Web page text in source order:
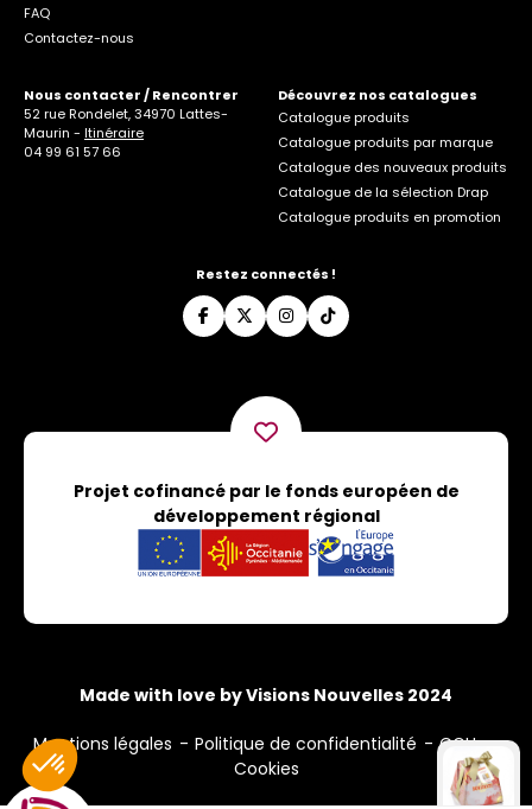
FAQ
Contactez-nous
Nous contacter / Rencontrer
52 rue Rondelet, 34970 Lattes-
Maurin - Itinéraire
04 99 61 57 66
Découvrez nos catalogues
Catalogue produits
Catalogue produits par marque
Catalogue des nouveaux produits
Catalogue de la sélection Drap
Catalogue produits en promotion
Restez connectés !
Projet cofinancé par le fonds européen de
développement régional
Made with love by Visions Nouvelles 2024
Mentions légales Politique de confidentialité
CGU
Cookies